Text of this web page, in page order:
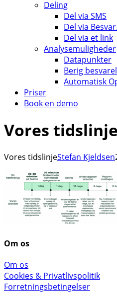
Deling
Del via SMS
Del via
Del via et link
Analysemuligheder
Datapunkter
Berig
Automatisk
Priser
Book en demo
Vores tidslinje
Vores tidslinjeStefan Kjeldsen
Om os
Om os
Cookies & Privatlivspolitik
Forretningsbetingelser